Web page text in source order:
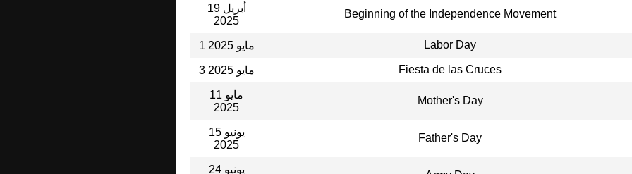
19 أبريل
2025
Beginning of the Independence Movement
1 مايو 2025 Labor Day
3 مايو 2025 Fiesta de las Cruces
11 مايو
2025
Mother's Day
15 يونيو
2025
Father's Day
24 يونيو